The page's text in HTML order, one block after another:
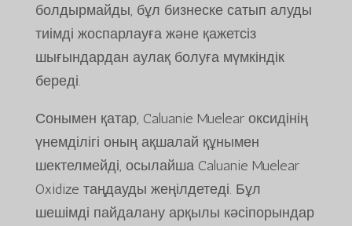
болдырмайды, бұл бизнеске сатып алуды
тиімді жоспарлауға және қажетсіз
шығындардан аулақ болуға мүмкіндік
береді.
Сонымен қатар, Caluanie Muelear оксидінің
үнемділігі оның ақшалай құнымен
шектелмейді, осылайша Caluanie Muelear
Oxidize таңдауды жеңілдетеді. Бұл
шешімді пайдалану арқылы кәсіпорындар